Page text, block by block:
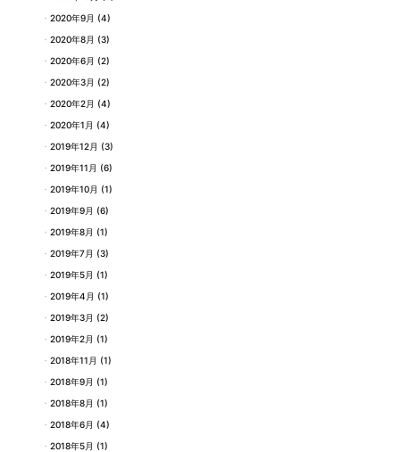
2020年9月 (4)
2020年8月 (3)
2020年6月 (2)
2020年3月 (2)
2020年2月 (4)
2020年1月 (4)
2019年12月 (3)
2019年11月 (6)
2019年10月 (1)
2019年9月 (6)
2019年8月 (1)
2019年7月 (3)
2019年5月 (1)
2019年4月 (1)
2019年3月 (2)
2019年2月 (1)
2018年11月 (1)
2018年9月 (1)
2018年8月 (1)
2018年6月 (4)
2018年5月 (1)